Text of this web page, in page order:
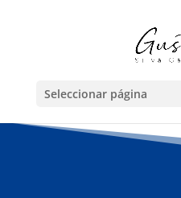
Seleccionar página